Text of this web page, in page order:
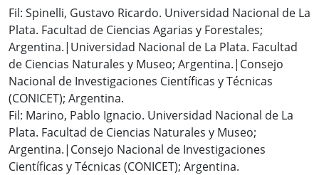
Fil: Spinelli, Gustavo Ricardo. Universidad Nacional de La
Plata. Facultad de Ciencias Agarias y Forestales;
Argentina.|Universidad Nacional de La Plata. Facultad
de Ciencias Naturales y Museo; Argentina.|Consejo
Nacional de Investigaciones Científicas y Técnicas
(CONICET); Argentina.
Fil: Marino, Pablo Ignacio. Universidad Nacional de La
Plata. Facultad de Ciencias Naturales y Museo;
Argentina.|Consejo Nacional de Investigaciones
Científicas y Técnicas (CONICET); Argentina.